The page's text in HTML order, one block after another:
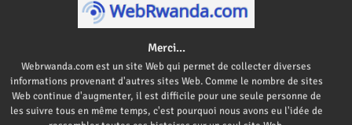
Merci...
Webrwanda.com est un site Web qui permet de collecter diverses
informations provenant d'autres sites Web. Comme le nombre de sites
Web continue d'augmenter, il est difficile pour une seule personne de
les suivre tous en même temps, c'est pourquoi nous avons eu l'idée de